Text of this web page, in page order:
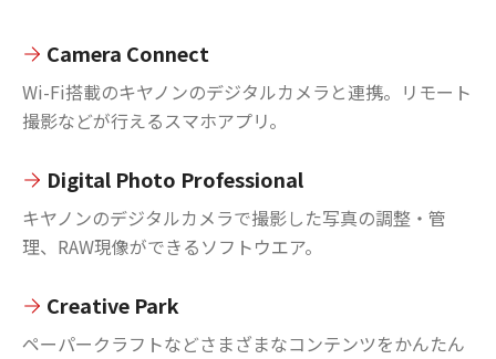
Camera Connect
Wi-Fi搭載のキヤノンのデジタルカメラと連携。リモート
撮影などが行えるスマホアプリ。
Digital Photo Professional
キヤノンのデジタルカメラで撮影した写真の調整・管
理、RAW現像ができるソフトウエア。
Creative Park
ペーパークラフトなどさまざまなコンテンツをかんたん